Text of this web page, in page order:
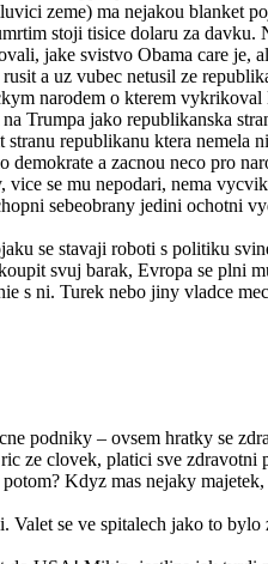
zeme) ma nejakou blanket
stoji tisice dolaru za
jake svistvo Obama care je,
a uz vubec netusil ze
narodem o kterem
Trumpa jako republikanska
republikanu ktera nemela
a zacnou neco pro
se mu nepodari, nema
sebeobrany jedini ochotni
se stavaji roboti s politiku
svuj barak, Evropa se plni
s ni. Turek nebo jiny vladce
podniky – ovsem hratky se
ze clovek, platici sve
Kdyz mas nejaky
se ve spitalech jako to